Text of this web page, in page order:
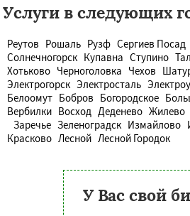
Услуги в следующих
Реутов Рошаль Рузф Сергиев Посад
Солнечногорск Купавна Ступино
Хотьково Черноголовка Чехов
Электрогорск Электросталь
Белоомут Бобров Богородское
Вербилки Восход Деденево Жилево
Заречье Зеленоградск Измайлово
Красково Лесной Лесной Городок
У Вас свой